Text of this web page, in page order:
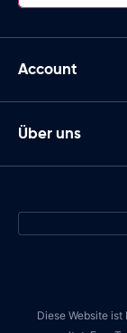
Account
Über uns
Diese Website ist